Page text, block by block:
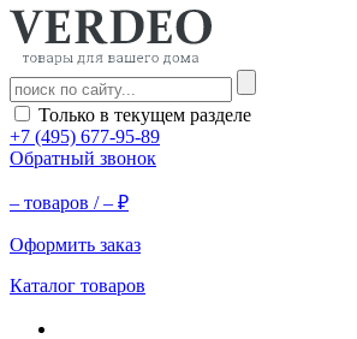
Только в текущем разделе
+7 (495) 677-95-89
Обратный звонок
– товаров /– ₽
Оформить заказ
Каталог товаров